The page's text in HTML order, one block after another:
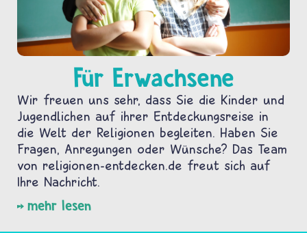
Für Erwachsene
Wir freuen uns sehr, dass Sie die Kinder und
Jugendlichen auf ihrer Entdeckungsreise in
die Welt der Religionen begleiten. Haben Sie
Fragen, Anregungen oder Wünsche? Das Team
von religionen-entdecken.de freut sich auf
Ihre Nachricht.
mehr lesen